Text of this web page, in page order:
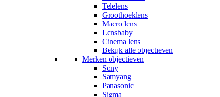
Telelens
Groothoeklens
Macro lens
Lensbaby
Cinema lens
Bekijk alle objectieven
Merken objectieven
Sony
Samyang
Panasonic
Sigma